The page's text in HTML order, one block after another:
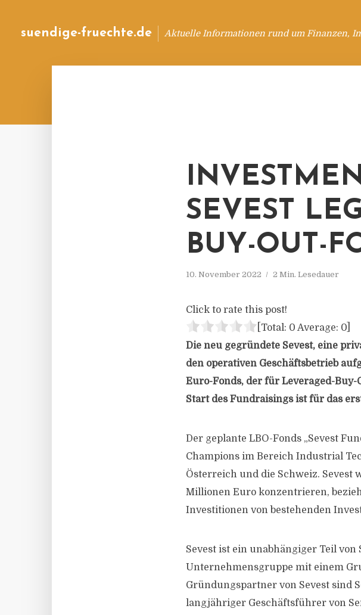
suendige-fruechte.de Aktuelle Informationen rund um Finanzen,
SEVEST
BUY-OUT-
10. November 2022 2 Min. Lesedauer
Click to rate this post!
[Total: 0 Average: 0
Die neu gegründete Sevest, eine
den operativen Geschäftsbetrieb
Euro-Fonds, der für Leveraged-
Start des Fundraisings ist für das
Der geplante LBO-Fonds „Sevest
Champions im Bereich Industrial
Österreich und die Schweiz. Sevest
Millionen Euro konzentrieren,
Investitionen von bestehenden
Sevest ist ein unabhängiger Teil
Unternehmensgruppe mit einem
Gründungspartner von Sevest sind
langjähriger Geschäftsführer von